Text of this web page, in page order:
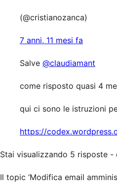
(@cristianozanca)
7 anni, 11 mesi fa
Salve @claudiamant
come risposto quasi 4
qui ci sono le istruzioni
https://
Stai visualizzando 5 risposte
Il topic ‘Modifica email